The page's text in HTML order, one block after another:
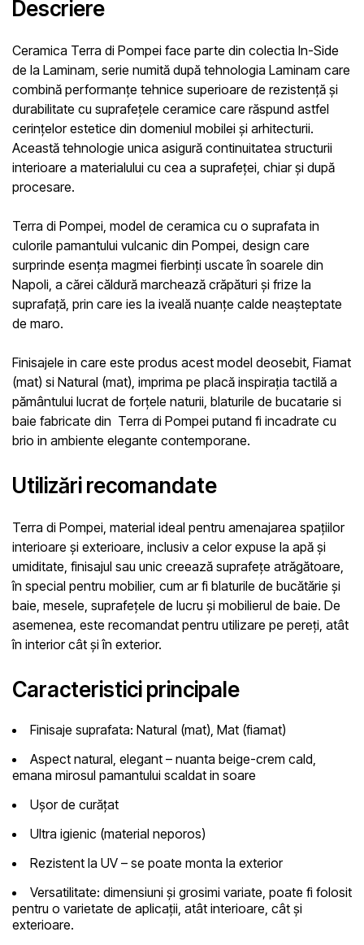
Descriere
Ceramica Terra di Pompei face parte din colectia In-Side
de la Laminam, serie numită după tehnologia Laminam care
combină performanțe tehnice superioare de rezistență și
durabilitate cu suprafețele ceramice care răspund astfel
cerințelor estetice din domeniul mobilei și arhitecturii.
Această tehnologie unica asigură continuitatea structurii
interioare a materialului cu cea a suprafeței, chiar și după
procesare.
Terra di Pompei, model de ceramica cu o suprafata in
culorile pamantului vulcanic din Pompei, design care
surprinde esența magmei fierbinți uscate în soarele din
Napoli, a cărei căldură marchează crăpături și frize la
suprafață, prin care ies la iveală nuanțe calde neașteptate
de maro.
Finisajele in care este produs acest model deosebit, Fiamat
(mat) si Natural (mat), imprima pe placă inspirația tactilă a
pământului lucrat de forțele naturii, blaturile de bucatarie si
baie fabricate din Terra di Pompei putand fi incadrate cu
brio in ambiente elegante contemporane.
Utilizări recomandate
Terra di Pompei, material ideal pentru amenajarea spațiilor
interioare și exterioare, inclusiv a celor expuse la apă și
umiditate, finisajul sau unic creează suprafețe atrăgătoare,
în special pentru mobilier, cum ar fi blaturile de bucătărie și
baie, mesele, suprafețele de lucru și mobilierul de baie. De
asemenea, este recomandat pentru utilizare pe pereți, atât
în interior cât și în exterior.
Caracteristici principale
Finisaje suprafata: Natural (mat), Mat (fiamat)
Aspect natural, elegant – nuanta beige-crem cald,
emana mirosul pamantului scaldat in soare
Ușor de curățat
Ultra igienic (material neporos)
Rezistent la UV – se poate monta la exterior
Versatilitate: dimensiuni și grosimi variate, poate fi folosit
pentru o varietate de aplicații, atât interioare, cât și
exterioare.